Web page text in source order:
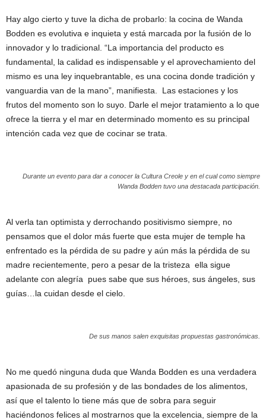
Hay algo cierto y tuve la dicha de probarlo: la cocina de Wanda
Bodden es evolutiva e inquieta y está marcada por la fusión de lo
innovador y lo tradicional. “La importancia del producto es
fundamental, la calidad es indispensable y el aprovechamiento del
mismo es una ley inquebrantable, es una cocina donde tradición y
vanguardia van de la mano”, manifiesta. Las estaciones y los
frutos del momento son lo suyo. Darle el mejor tratamiento a lo que
ofrece la tierra y el mar en determinado momento es su principal
intención cada vez que de cocinar se trata.
Durante un evento para dar a conocer la Cultura Creole y en el cual como siempre
Wanda Bodden tuvo una destacada participación.
Al verla tan optimista y derrochando positivismo siempre, no
pensamos que el dolor más fuerte que esta mujer de temple ha
enfrentado es la pérdida de su padre y aún más la pérdida de su
madre recientemente, pero a pesar de la tristeza ella sigue
adelante con alegría pues sabe que sus héroes, sus ángeles, sus
guías…la cuidan desde el cielo.
De sus manos salen exquisitas propuestas gastronómicas.
No me quedó ninguna duda que Wanda Bodden es una verdadera
apasionada de su profesión y de las bondades de los alimentos,
así que el talento lo tiene más que de sobra para seguir
haciéndonos felices al mostrarnos que la excelencia, siempre de la